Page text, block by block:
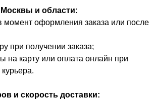
и области:
момент оформления заказа или после
при получении заказа;
на карту или оплата онлайн при
и скорость доставки: